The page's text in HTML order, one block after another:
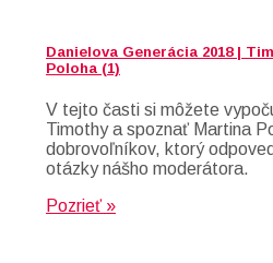
Danielova Generácia 2018 |
Poloha (1)
V tejto časti si môžete
Timothy a spoznať Martina
dobrovoľníkov, ktorý
otázky nášho moderátora.
Pozrieť »